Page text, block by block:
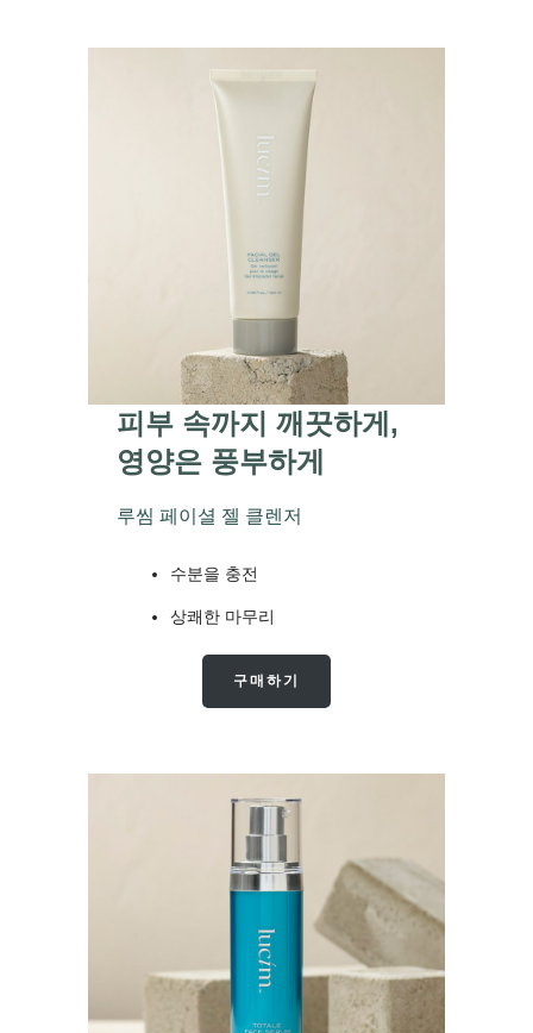
피부 속까지 깨끗하게,
영양은 풍부하게
루씸 페이셜 젤 클렌저
수분을 충전
상쾌한 마무리
구매하기